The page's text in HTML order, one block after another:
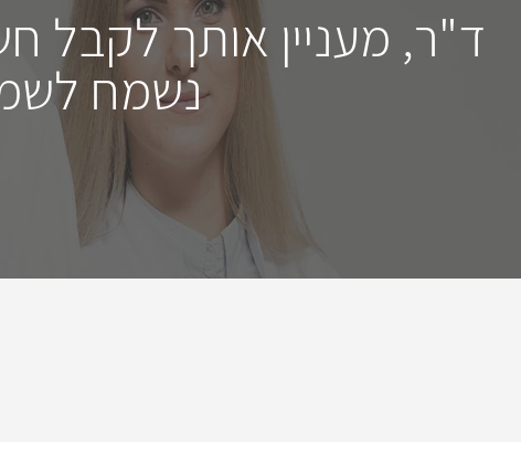
ד"ר, מעניין אותך לקבל
נשמח